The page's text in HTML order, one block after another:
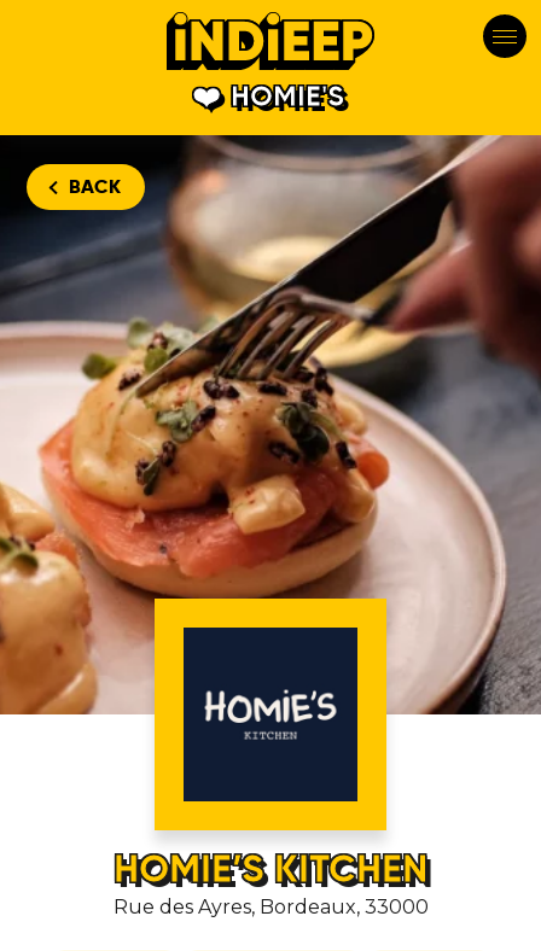
HOMIE'S
BACK
HOMIE’S KITCHEN
Rue des Ayres, Bordeaux, 33000